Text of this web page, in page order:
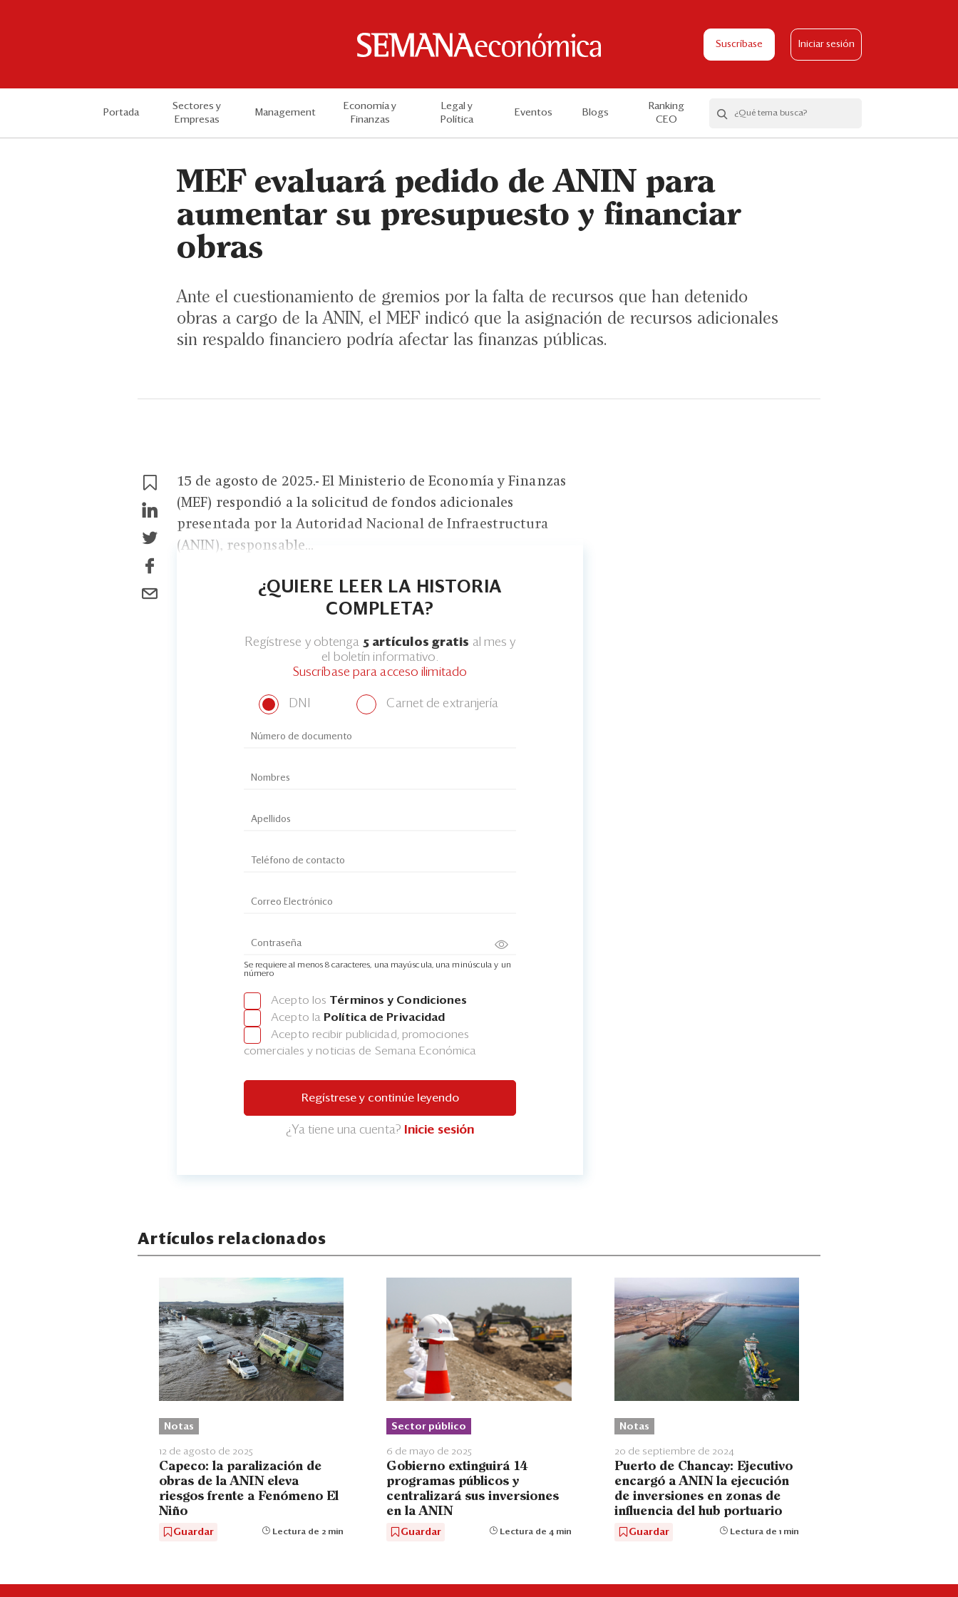
Suscríbase Iniciar sesión
Portada
Sectores y
Empresas
Management
Economía y
Finanzas
Legal y
Política
Eventos Blogs
Ranking
CEO
MEF evaluará pedido de ANIN para
aumentar su presupuesto y financiar
obras
Ante el cuestionamiento de gremios por la falta de recursos que han detenido
obras a cargo de la ANIN, el MEF indicó que la asignación de recursos adicionales
sin respaldo financiero podría afectar las finanzas públicas.
15 de agosto de 2025.- El Ministerio de Economía y Finanzas
(MEF) respondió a la solicitud de fondos adicionales
presentada por la Autoridad Nacional de Infraestructura
(ANIN), responsable...
¿QUIERE LEER LA HISTORIA
COMPLETA?
Regístrese y obtenga 5 artículos gratis al mes y
el boletín informativo.
Suscríbase para acceso ilimitado
DNI Carnet de extranjería
Se requiere al menos 8 caracteres, una mayúscula, una minúscula y un
número
Acepto los Términos y Condiciones
Acepto la Política de Privacidad
Acepto recibir publicidad, promociones
comerciales y noticias de Semana Económica
Regístrese y continúe leyendo
¿Ya tiene una cuenta? Inicie sesión
Artículos relacionados
Notas
12 de agosto de 2025
Capeco: la paralización de
obras de la ANIN eleva
riesgos frente a Fenómeno El
Niño
Guardar Lectura de 2 min
Sector público
6 de mayo de 2025
Gobierno extinguirá 14
programas públicos y
centralizará sus inversiones
en la ANIN
Guardar Lectura de 4 min
Notas
20 de septiembre de 2024
Puerto de Chancay: Ejecutivo
encargó a ANIN la ejecución
de inversiones en zonas de
influencia del hub portuario
Guardar Lectura de 1 min